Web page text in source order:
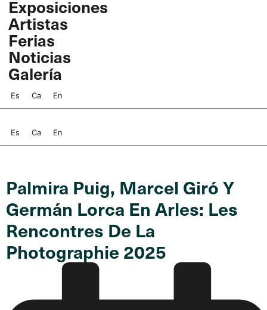
contenido
Exposiciones
Artistas
Ferias
Noticias
Galería
Es Ca En
Es Ca En
Palmira Puig, Marcel Giró Y
Germán Lorca En Arles: Les
Rencontres De La
Photographie 2025